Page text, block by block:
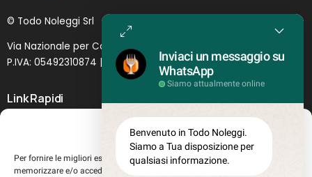
Gestisci Consenso
Per fornire le migliori esperienze, utilizziamo tecnologie come i cookie per
memorizzare e/o accedere alle informazioni del dispositivo. Il consenso a
© Todo Noleggi Srl
Via Nazionale per Catania, 6 | 95024 - Acireale (CT)
P.IVA: 05492310874 | SDI: MJ1 O YNU (Lettera )
Link Rapidi
Chi siamo
Inviaci un messaggio su
WhatsApp
Siamo attualmente online
Benvenuto in Todo Noleggi.
Siamo a Tua disposizione per
qualsiasi informazione.